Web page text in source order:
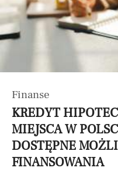
Finanse
KREDYT
MIEJSCA W
DOSTĘPNE
FINANSOWANIA